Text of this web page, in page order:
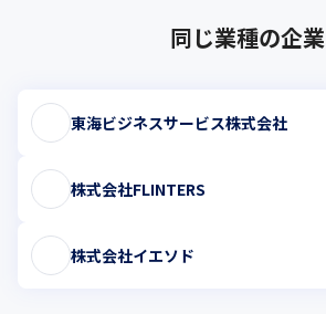
同じ業種の企業
東海ビジネスサービス株式会社
株式会社FLINTERS
株式会社イエソド